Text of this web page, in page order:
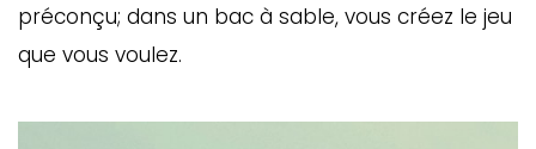
préconçu; dans un bac à sable, vous créez le jeu
que vous voulez.